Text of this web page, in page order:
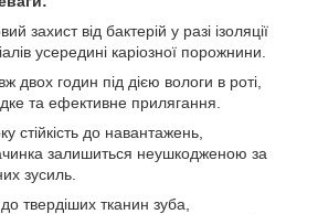
захист від бактерій у разі ізоляції
усередині каріозної порожнини.
двох годин під дією вологи в роті,
та ефективне прилягання.
стійкість до навантажень,
залишиться неушкодженою за
зусиль.
твердіших тканин зуба,